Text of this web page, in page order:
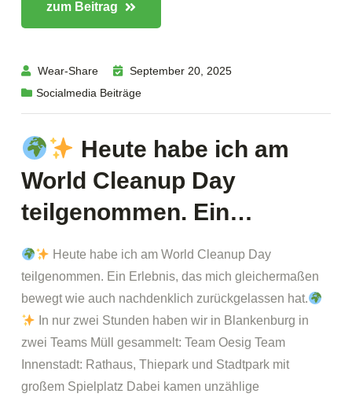
zum Beitrag
Wear-Share
September 20, 2025
Socialmedia Beiträge
Heute habe ich am
World Cleanup Day
teilgenommen. Ein…
Heute habe ich am World Cleanup Day
teilgenommen. Ein Erlebnis, das mich gleichermaßen
bewegt wie auch nachdenklich zurückgelassen hat.
In nur zwei Stunden haben wir in Blankenburg in
zwei Teams Müll gesammelt: Team Oesig Team
Innenstadt: Rathaus, Thiepark und Stadtpark mit
großem Spielplatz Dabei kamen unzählige